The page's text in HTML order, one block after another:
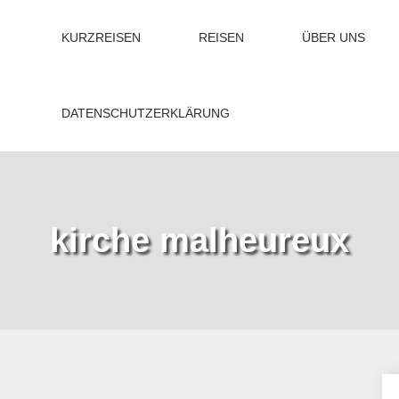
KURZREISEN REISEN ÜBER UNS
DATENSCHUTZERKLÄRUNG
kirche malheureux